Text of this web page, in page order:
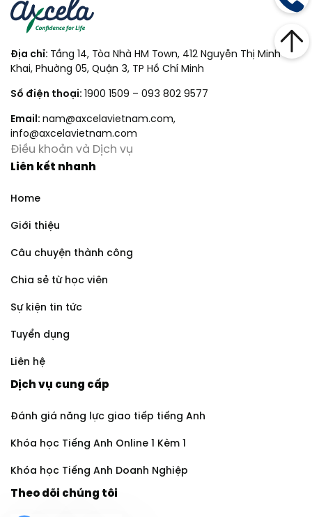
Địa chỉ: Tầng 14, Tòa Nhà HM Town, 412 Nguyễn Thị Minh
Khai, Phuờng 05, Quận 3, TP Hồ Chí Minh
Số điện thoại: 1900 1509 – 093 802 9577
Email: nam@axcelavietnam.com,
info@axcelavietnam.com
Điều khoản và Dịch vụ
Liên kết nhanh
Home
Giới thiệu
Câu chuyện thành công
Chia sẻ từ học viên
Sự kiện tin tức
Tuyển dụng
Liên hệ
Dịch vụ cung cấp
Đánh giá năng lực giao tiếp tiếng Anh
Khóa học Tiếng Anh Online 1 Kèm 1
Khóa học Tiếng Anh Doanh Nghiệp
Theo dõi chúng tôi